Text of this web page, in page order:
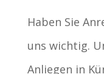
Haben Sie
uns wichtig.
Anliegen in